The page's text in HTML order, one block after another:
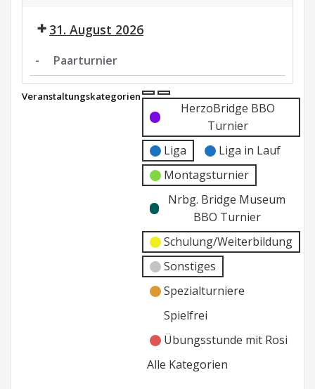
31. August 2026
- Paarturnier
Paarturnier
Veranstaltungskategorien Kategorie
ohne
Titel
Kategorie
Titel
HerzoBridge BBO
Turnier
Liga
Liga in Lauf
Montagsturnier
Nrbg. Bridge Museum
BBO Turnier
Schulung/Weiterbildung
Sonstiges
Spezialturniere
Spielfrei
Übungsstunde mit Rosi
Alle Kategorien